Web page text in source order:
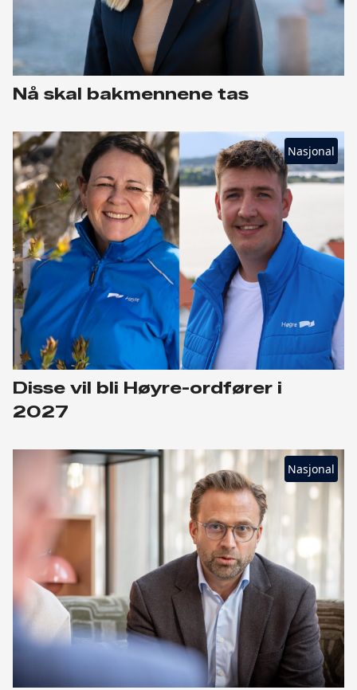
Nå skal bakmennene tas
Nasjonal
Disse vil bli Høyre-ordfører i
2027
Nasjonal